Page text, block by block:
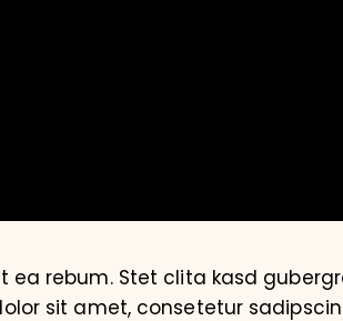
rebum. Stet clita kasd
sit amet, consetetur